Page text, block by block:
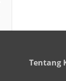
Tentang